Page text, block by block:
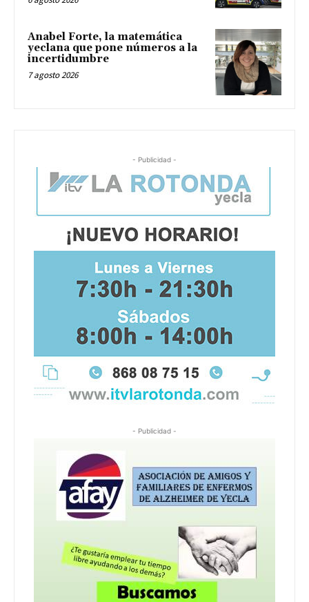
Anabel Forte, la matemática
yeclana que pone números a la
incertidumbre
7 agosto 2026
- Publicidad -
- Publicidad -